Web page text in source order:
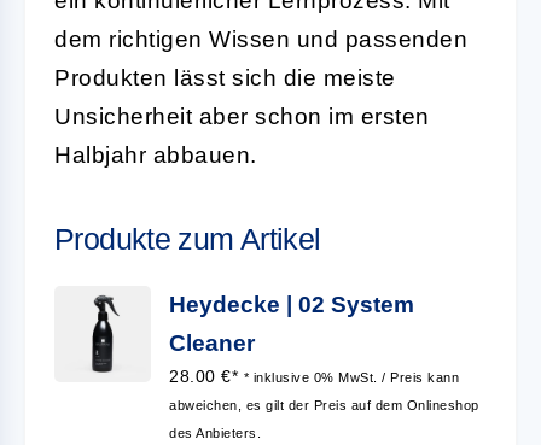
dem richtigen Wissen und passenden
Produkten lässt sich die meiste
Unsicherheit aber schon im ersten
Halbjahr abbauen.
Produkte zum Artikel
Heydecke | 02 System
Cleaner
28.00 €* * inklusive 0% MwSt. / Preis kann
abweichen, es gilt der Preis auf dem Onlineshop
des Anbieters.